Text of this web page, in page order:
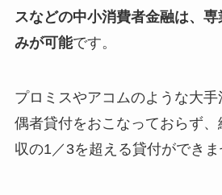
スなどの中小消費者金融は、
みが可能です。
プロミスやアコムのような大
偶者貸付をおこなっておらず
収の1／3を超える貸付ができま